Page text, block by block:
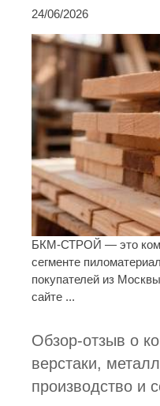
24/06/2026
БКМ-СТРОЙ — это
сегменте
покупателей из
сайте ...
Обзор-отзыв о
верстаки,
производство и